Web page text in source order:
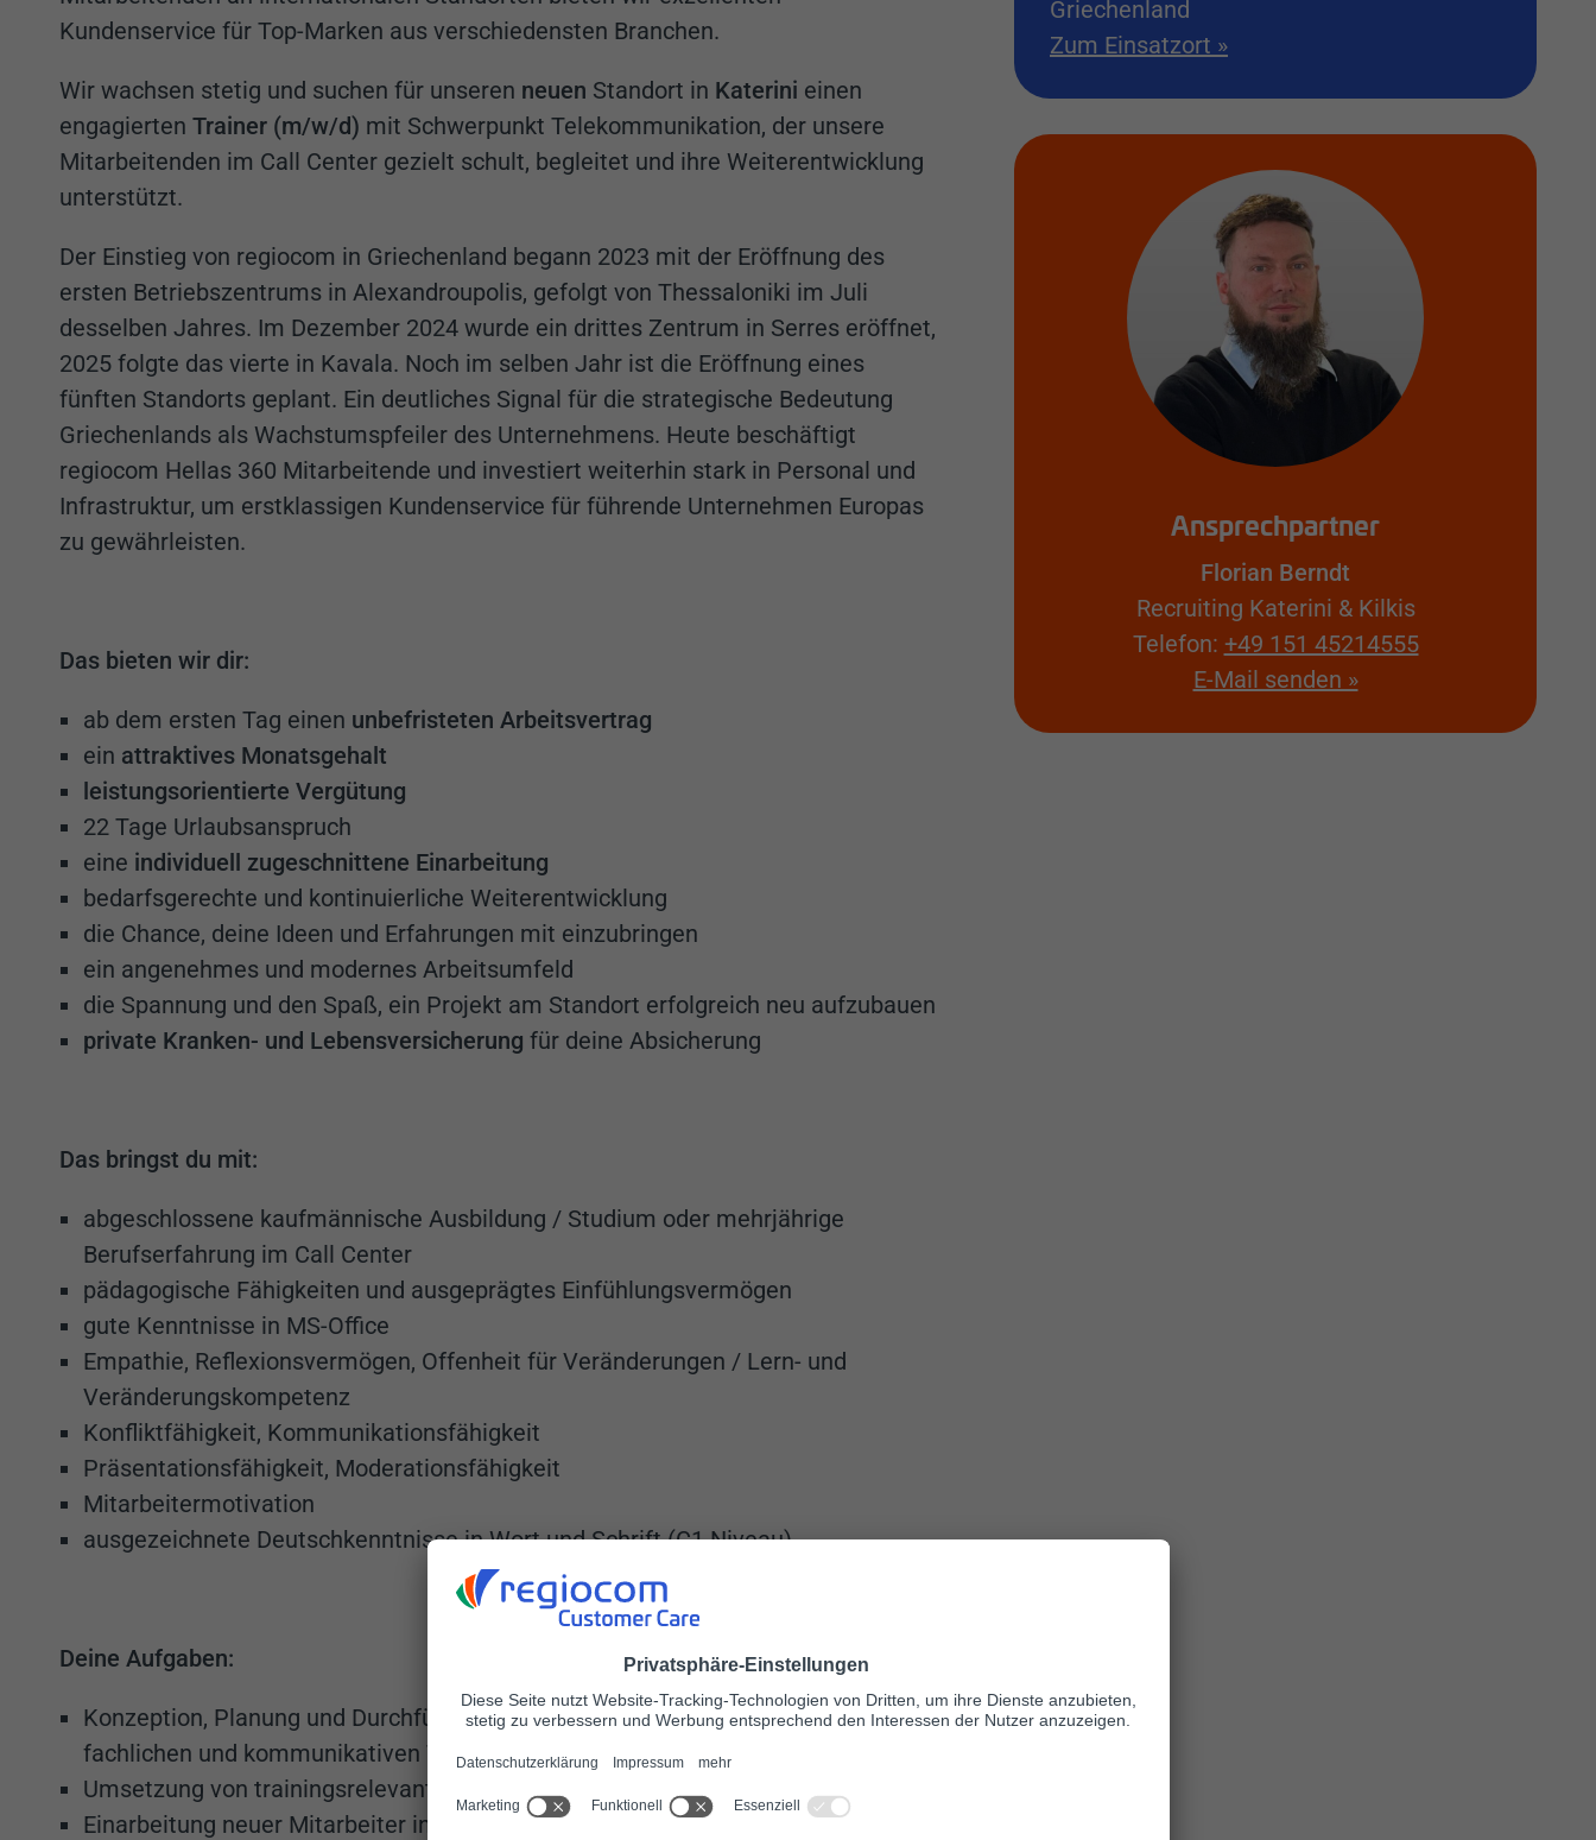
Kundenservice für Top-Marken aus verschiedensten Branchen.
Wir wachsen stetig und suchen für unseren neuen Standort in Katerini einen
engagierten Trainer (m/w/d) mit Schwerpunkt Telekommunikation, der unsere
Mitarbeitenden im Call Center gezielt schult, begleitet und ihre Weiterentwicklung
unterstützt.
Der Einstieg von regiocom in Griechenland begann 2023 mit der Eröffnung des
ersten Betriebszentrums in Alexandroupolis, gefolgt von Thessaloniki im Juli
desselben Jahres. Im Dezember 2024 wurde ein drittes Zentrum in Serres eröffnet,
2025 folgte das vierte in Kavala. Noch im selben Jahr ist die Eröffnung eines
fünften Standorts geplant. Ein deutliches Signal für die strategische Bedeutung
Griechenlands als Wachstumspfeiler des Unternehmens. Heute beschäftigt
regiocom Hellas 360 Mitarbeitende und investiert weiterhin stark in Personal und
Infrastruktur, um erstklassigen Kundenservice für führende Unternehmen Europas
zu gewährleisten.
Das bieten wir dir:
ab dem ersten Tag einen unbefristeten Arbeitsvertrag
ein attraktives Monatsgehalt
leistungsorientierte Vergütung
22 Tage Urlaubsanspruch
eine individuell zugeschnittene Einarbeitung
bedarfsgerechte und kontinuierliche Weiterentwicklung
die Chance, deine Ideen und Erfahrungen mit einzubringen
ein angenehmes und modernes Arbeitsumfeld
die Spannung und den Spaß, ein Projekt am Standort erfolgreich neu aufzubauen
private Kranken- und Lebensversicherung für deine Absicherung
Das bringst du mit:
abgeschlossene kaufmännische Ausbildung / Studium oder mehrjährige
Berufserfahrung im Call Center
pädagogische Fähigkeiten und ausgeprägtes Einfühlungsvermögen
gute Kenntnisse in MS-Office
Empathie, Reflexionsvermögen, Offenheit für Veränderungen / Lern- und
Veränderungskompetenz
Konfliktfähigkeit, Kommunikationsfähigkeit
Präsentationsfähigkeit, Moderationsfähigkeit
Mitarbeitermotivation
ausgezeichnete Deutschkenntnisse in Wort und Schrift (C1 Niveau)
Deine Aufgaben:
Konzeption, Planung und Durchführung von Schulungen und Trainings zu
fachlichen und kommunikativen Themen
Umsetzung von trainingsrelevanten projektbezogenen Veränderungen
Einarbeitung neuer Mitarbeiter inkl. projektspezifischer Coachings
Griechenland
Zum Einsatzort »
Ansprechpartner
Florian Berndt
Recruiting Katerini & Kilkis
Telefon: +49 151 45214555
E-Mail senden »